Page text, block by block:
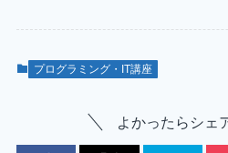
プログラミング・IT講座
よかったらシェ